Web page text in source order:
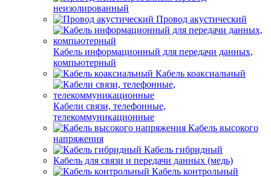
неизолированный
Провод акустический
Кабель информационный для передачи данных,
компьютерный
Кабель коаксиальный
Кабели связи, телефонные,
телекоммуникационные
Кабель высокого
напряжения
Кабель гибридный
Кабель для связи и передачи данных (медь)
Кабель контрольный